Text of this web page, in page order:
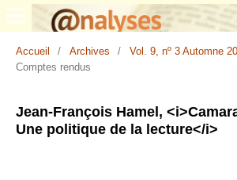
Accueil / Archives / Vol. 9, nº 3 Automne
Comptes rendus
Jean-François Hamel,
Une politique de la lecture</i>